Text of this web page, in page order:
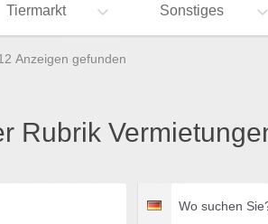
Tiermarkt Sonstiges
Anzeigen gefunden
Rubrik
Deutschland
suchen